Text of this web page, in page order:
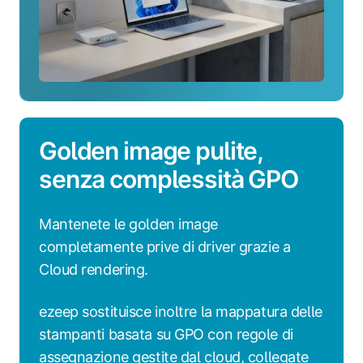
Golden image pulite,
senza complessità GPO
Mantenete le golden image
completamente prive di driver grazie a
Cloud rendering.
ezeep sostituisce inoltre la mappatura delle
stampanti basata su GPO con regole di
assegnazione gestite dal cloud, collegate